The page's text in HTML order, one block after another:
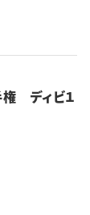
権 ディビ１